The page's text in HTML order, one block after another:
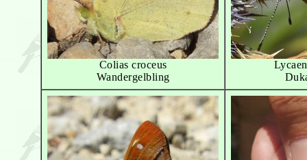
Colias croceus
Wandergelbling